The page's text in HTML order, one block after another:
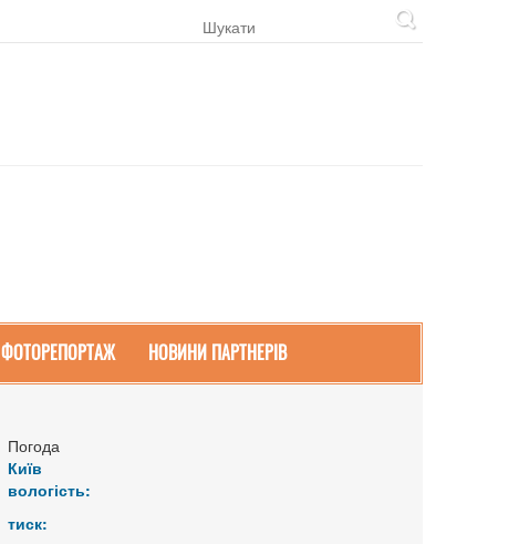
ФОТОРЕПОРТАЖ НОВИНИ ПАРТНЕРІВ
Погода
Київ
вологість:
тиск: